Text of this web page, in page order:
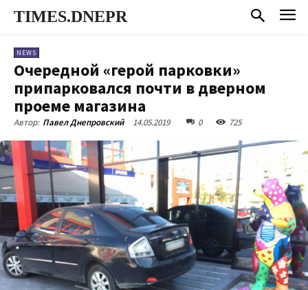
TIMES.DNEPR
NEWS
Очередной «герой парковки»
припарковался почти в дверном
проеме магазина
Автор: Павел Днепровский 14.05.2019 0 725